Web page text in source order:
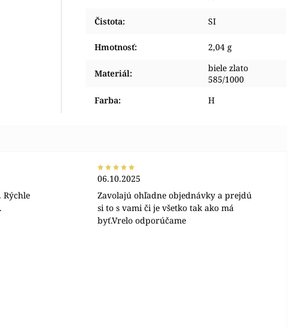
Čistota: SI
Hmotnosť: 2,04 g
Materiál:
biele zlato
585/1000
Farba: H
Rýchle
06.10.2025
Zavolajú ohľadne objednávky a prejdú
si to s vami či je všetko tak ako má
byť.Vrelo odporúčame